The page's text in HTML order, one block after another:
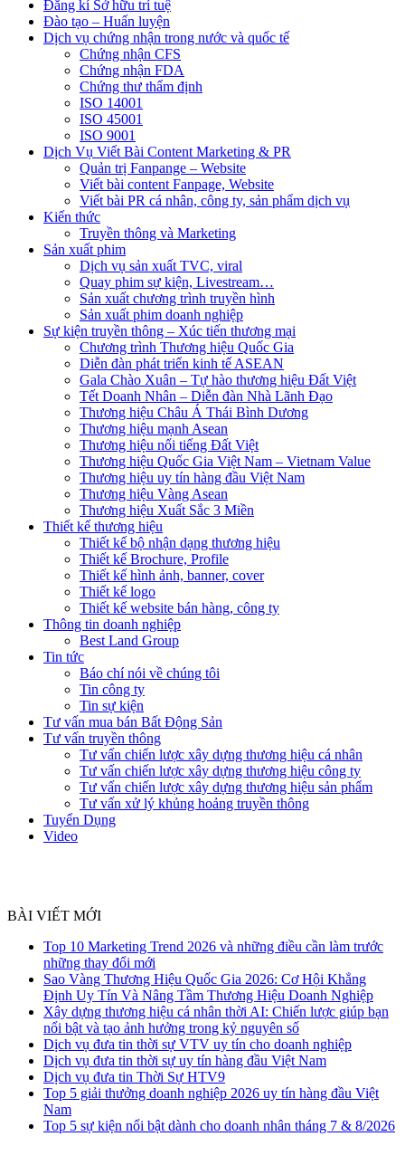
Đăng kí Sở hữu trí tuệ
Đào tạo – Huấn luyện
Dịch vụ chứng nhận trong nước và quốc tế
Chứng nhận CFS
Chứng nhận FDA
Chứng thư thẩm định
ISO 14001
ISO 45001
ISO 9001
Dịch Vụ Viết Bài Content Marketing & PR
Quản trị Fanpange – Website
Viết bài content Fanpage, Website
Viết bài PR cá nhân, công ty, sản phẩm dịch vụ
Kiến thức
Truyền thông và Marketing
Sản xuất phim
Dịch vụ sản xuất TVC, viral
Quay phim sự kiện, Livestream…
Sản xuất chương trình truyền hình
Sản xuất phim doanh nghiệp
Sự kiện truyền thông – Xúc tiến thương mại
Chương trình Thương hiệu Quốc Gia
Diễn đàn phát triển kinh tế ASEAN
Gala Chào Xuân – Tự hào thương hiệu Đất Việt
Tết Doanh Nhân – Diễn đàn Nhà Lãnh Đạo
Thương hiệu Châu Á Thái Bình Dương
Thương hiệu mạnh Asean
Thương hiệu nổi tiếng Đất Việt
Thương hiệu Quốc Gia Việt Nam – Vietnam Value
Thương hiệu uy tín hàng đầu Việt Nam
Thương hiệu Vàng Asean
Thương hiệu Xuất Sắc 3 Miền
Thiết kế thương hiệu
Thiết kế bộ nhận dạng thương hiệu
Thiết kế Brochure, Profile
Thiết kế hình ảnh, banner, cover
Thiết kế logo
Thiết kế website bán hàng, công ty
Thông tin doanh nghiệp
Best Land Group
Tin tức
Báo chí nói về chúng tôi
Tin công ty
Tin sự kiện
Tư vấn mua bán Bất Động Sản
Tư vấn truyền thông
Tư vấn chiến lược xây dựng thương hiệu cá nhân
Tư vấn chiến lược xây dựng thương hiệu công ty
Tư vấn chiến lược xây dựng thương hiệu sản phẩm
Tư vấn xử lý khủng hoảng truyền thông
Tuyển Dụng
Video
BÀI VIẾT MỚI
Top 10 Marketing Trend 2026 và những điều cần làm trước
những thay đổi mới
Sao Vàng Thương Hiệu Quốc Gia 2026: Cơ Hội Khẳng
Định Uy Tín Và Nâng Tầm Thương Hiệu Doanh Nghiệp
Xây dựng thương hiệu cá nhân thời AI: Chiến lược giúp bạn
nổi bật và tạo ảnh hưởng trong kỷ nguyên số
Dịch vụ đưa tin thời sự VTV uy tín cho doanh nghiệp
Dịch vụ đưa tin thời sự uy tín hàng đầu Việt Nam
Dịch vụ đưa tin Thời Sự HTV9
Top 5 giải thưởng doanh nghiệp 2026 uy tín hàng đầu Việt
Nam
Top 5 sự kiện nổi bật dành cho doanh nhân tháng 7 & 8/2026